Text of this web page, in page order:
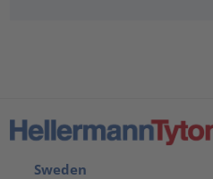
Sweden